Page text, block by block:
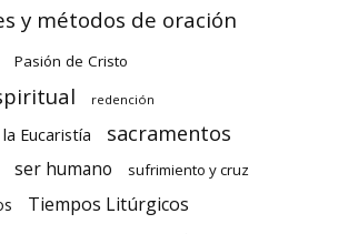
y métodos de oración
Pasión de Cristo
redención
Eucaristía sacramentos
ser humano sufrimiento y cruz
Tiempos Litúrgicos